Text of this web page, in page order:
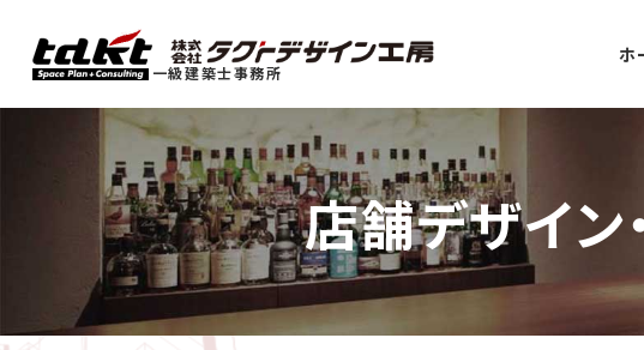
一級建築士事務所
ホ
店舗デザイン